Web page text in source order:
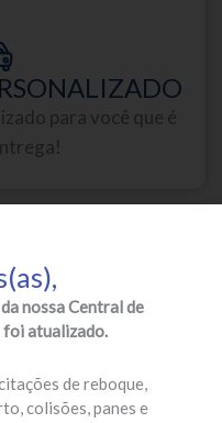
para você que é
PRIMEIRA
nossa Central de
foi atualizado.
de reboque,
colisões, panes e